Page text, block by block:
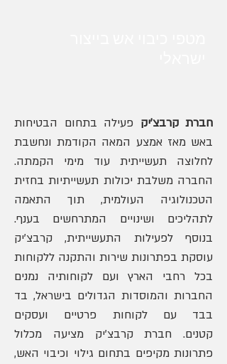
חברת קרבצ'יק פעילה בתחום הבטיחות
באש מאז אמצע המאה הקודמת ונחשבת
לחלוצה תעשייתית עוד מימי הקמתה.
החברה משלבת יכולות תעשייתיות בחזית
הטכנולוגיה העולמית, תוך התאמה
לתהליכים ושינויים המתרחשים בענף.
בנוסף לפעילות התעשייתית, קרבצ'יק
עוסקת בפתרונות שירות והתקנה ללקוחות
בכל רחבי הארץ ועם לקוחותיה נמנים
החברות והמוסדות הגדולים בישראל, בד
בבד עם לקוחות פרטיים ועסקים
קטנים. חברת קרבצ'יק מציעה מכלול
פתרונות מקיפים בתחום גילוי וכיבוי האש,